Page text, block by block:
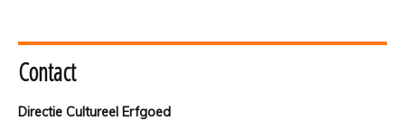
Contact
Directie Cultureel Erfgoed